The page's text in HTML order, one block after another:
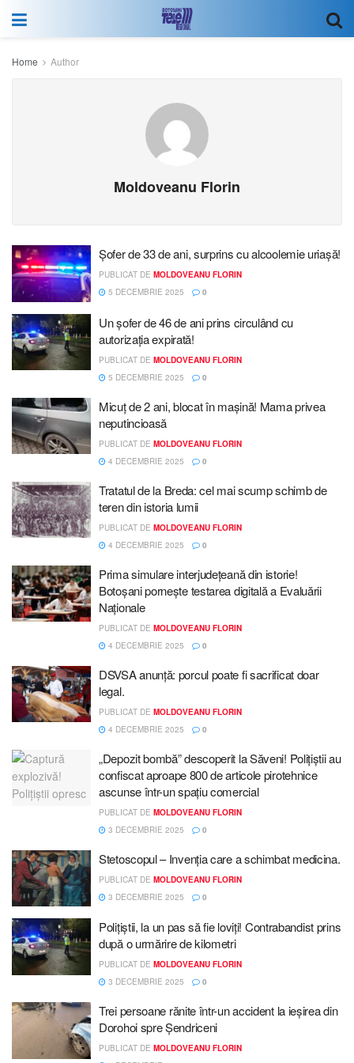
Home Author
Moldoveanu Florin
Șofer de 33 de ani, surprins cu alcoolemie uriașă!
PUBLICAT DE MOLDOVEANU FLORIN
5 DECEMBRIE 2025
0
Un șofer de 46 de ani prins circulând cu
autorizația expirată!
PUBLICAT DE MOLDOVEANU FLORIN
5 DECEMBRIE 2025
0
Micuț de 2 ani, blocat în mașină! Mama privea
neputincioasă
PUBLICAT DE MOLDOVEANU FLORIN
4 DECEMBRIE 2025
0
Tratatul de la Breda: cel mai scump schimb de
teren din istoria lumii
PUBLICAT DE MOLDOVEANU FLORIN
4 DECEMBRIE 2025
0
Prima simulare interjudețeană din istorie!
Botoșani pornește testarea digitală a Evaluării
Naționale
PUBLICAT DE MOLDOVEANU FLORIN
4 DECEMBRIE 2025
0
DSVSA anunță: porcul poate fi sacrificat doar
legal.
PUBLICAT DE MOLDOVEANU FLORIN
4 DECEMBRIE 2025
0
„Depozit bombă” descoperit la Săveni! Polițiștii au
confiscat aproape 800 de articole pirotehnice
ascunse într-un spațiu comercial
PUBLICAT DE MOLDOVEANU FLORIN
3 DECEMBRIE 2025
0
Stetoscopul – Invenția care a schimbat medicina.
PUBLICAT DE MOLDOVEANU FLORIN
3 DECEMBRIE 2025
0
Polițiștii, la un pas să fie loviți! Contrabandist prins
după o urmărire de kilometri
PUBLICAT DE MOLDOVEANU FLORIN
3 DECEMBRIE 2025
0
Trei persoane rănite într-un accident la ieșirea din
Dorohoi spre Șendriceni
PUBLICAT DE MOLDOVEANU FLORIN